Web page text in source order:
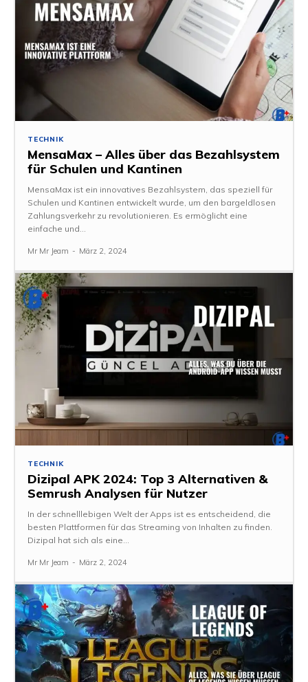
TECHNIK
MensaMax – Alles über das Bezahlsystem
für Schulen und Kantinen
MensaMax ist ein innovatives Bezahlsystem, das speziell für
Schulen und Kantinen entwickelt wurde, um den bargeldlosen
Zahlungsverkehr zu revolutionieren. Es ermöglicht eine
einfache und...
Mr Mr Jeam - März 2, 2024
TECHNIK
Dizipal APK 2024: Top 3 Alternativen &
Semrush Analysen für Nutzer
In der schnelllebigen Welt der Apps ist es entscheidend, die
besten Plattformen für das Streaming von Inhalten zu finden.
Dizipal hat sich als eine...
Mr Mr Jeam - März 2, 2024